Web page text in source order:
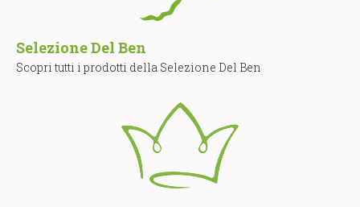
Selezione Del Ben
Scopri tutti i prodotti della Selezione Del Ben